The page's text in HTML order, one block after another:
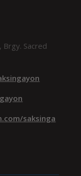
Brgy. Sacred
saksinga